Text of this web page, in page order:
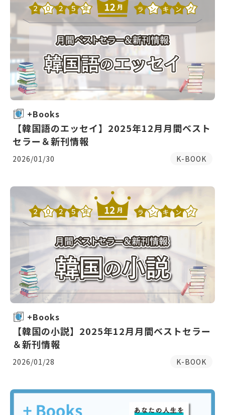
+Books
【韓国語のエッセイ】2025年12月月間ベスト
セラー＆新刊情報
2026/01/30 K-BOOK
+Books
【韓国の小説】2025年12月月間ベストセラー
＆新刊情報
2026/01/28 K-BOOK